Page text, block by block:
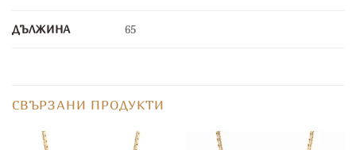
ДЪЛЖИНА 65
СВЪРЗАНИ ПРОДУКТИ